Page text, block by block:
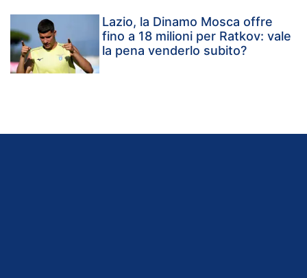
Lazio, la Dinamo Mosca offre
fino a 18 milioni per Ratkov: vale
la pena venderlo subito?